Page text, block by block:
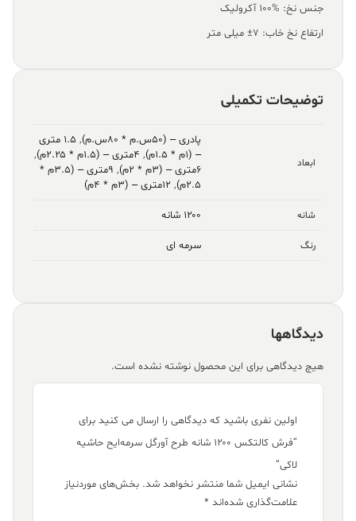
جنس نخ: %100 آکرولیک
ارتفاع نخ خاب: ۷± میلی متر
توضیحات تکمیلی
ابعاد
پادری – (۵۰س.م * ۸۰س.م) ,
۱.۵ متری
– (۱م * ۱.۵م)
, ۴متری – (۱.۵م * ۲.۲۵م)
,
۶متری – (۳م * ۲م)
,
۹متری – (۳.۵م *
۲.۵م)
, ۱۲متری – (۳م * ۴م)
شانه ۱۲۰۰ شانه
رنگ سرمه ای
دیدگاهها
هیچ دیدگاهی برای این محصول نوشته نشده است.
اولین نفری باشید که دیدگاهی را ارسال می کنید برای
“فرش کالتکس ۱۲۰۰ شانه طرح آورگل سرمه‌ایح حاشیه
لاکی”
نشانی ایمیل شما منتشر نخواهد شد. بخش‌های موردنیاز
علامت‌گذاری شده‌اند *